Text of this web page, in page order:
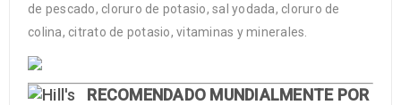
de pescado, cloruro de potasio, sal yodada, cloruro de
colina, citrato de potasio, vitaminas y minerales.
RECOMENDADO MUNDIALMENTE POR